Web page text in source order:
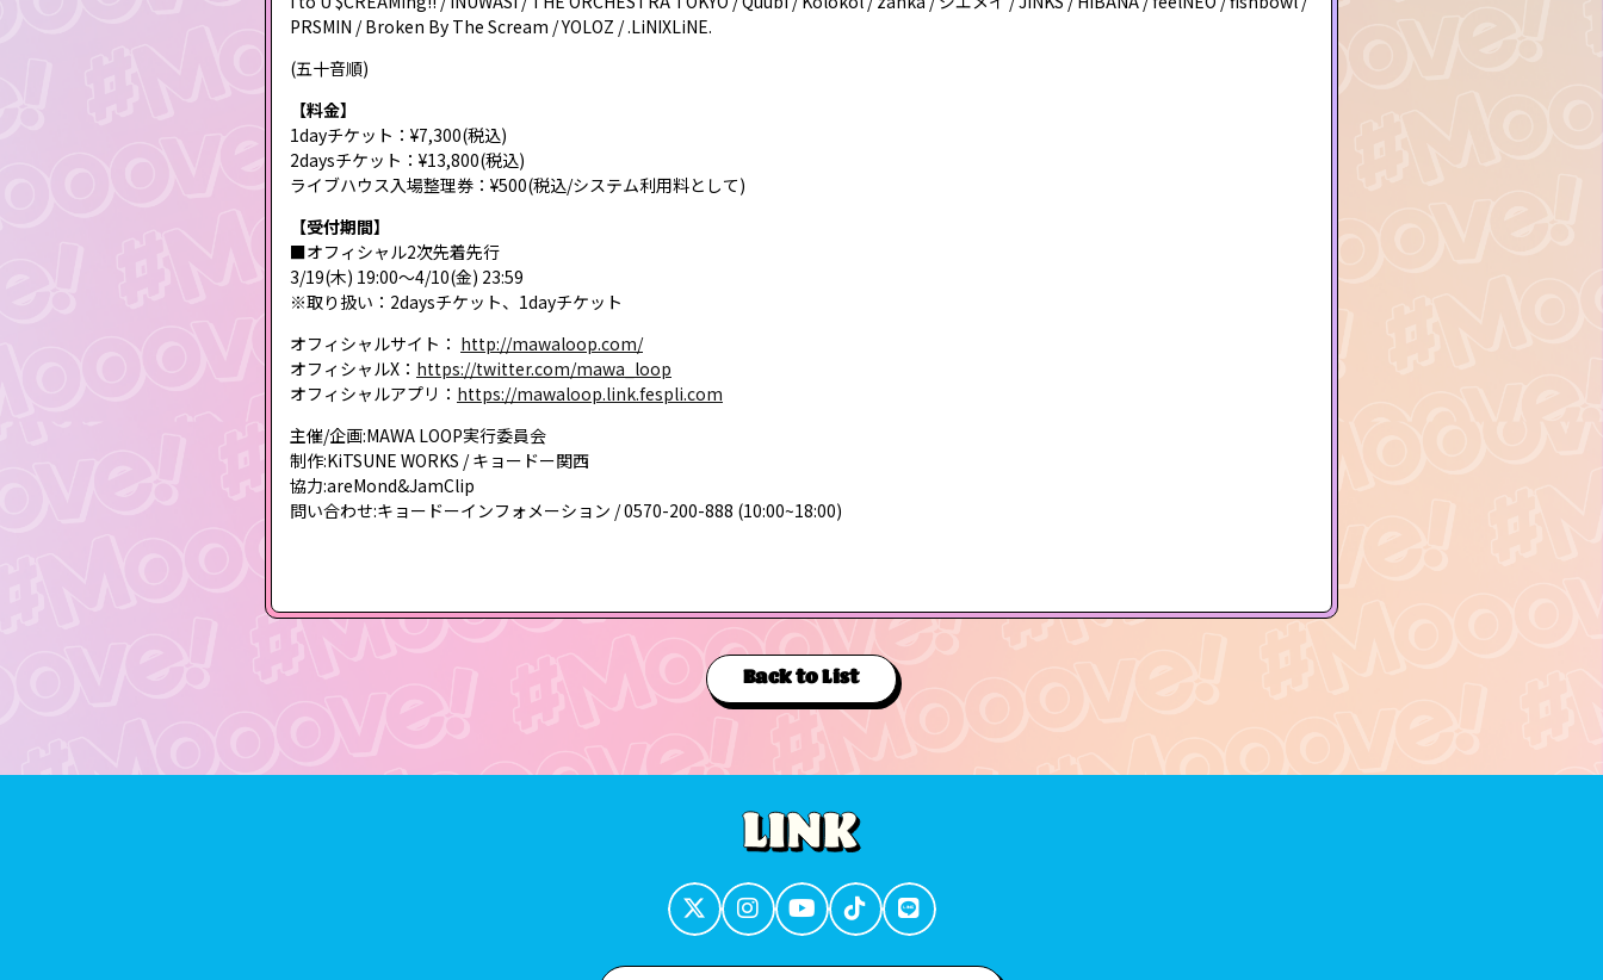
PRSMIN / Broken By The Scream / YOLOZ / .LiNIXLiNE.
(五十音順)
【料金】
1dayチケット：¥7,300(税込)
2daysチケット：¥13,800(税込)
ライブハウス入場整理券：¥500(税込/システム利用料として)
【受付期間】
■オフィシャル2次先着先行
3/19(木) 19:00〜4/10(金) 23:59
※取り扱い：2daysチケット、1dayチケット
オフィシャルサイト： http://mawaloop.com/
オフィシャルX： https://twitter.com/mawa_loop
オフィシャルアプリ： https://mawaloop.link.fespli.com
主催/企画:MAWA LOOP実行委員会
制作:KiTSUNE WORKS / キョードー関西
協力:areMond&JamClip
問い合わせ:キョードーインフォメーション / 0570-200-888 (10:00~18:00)
Back to List